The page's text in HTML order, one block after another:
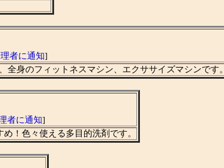
者に通知]
身のフィットネスマシン、エクササイズマシンです。
者に通知]
！色々使える多目的洗剤です。